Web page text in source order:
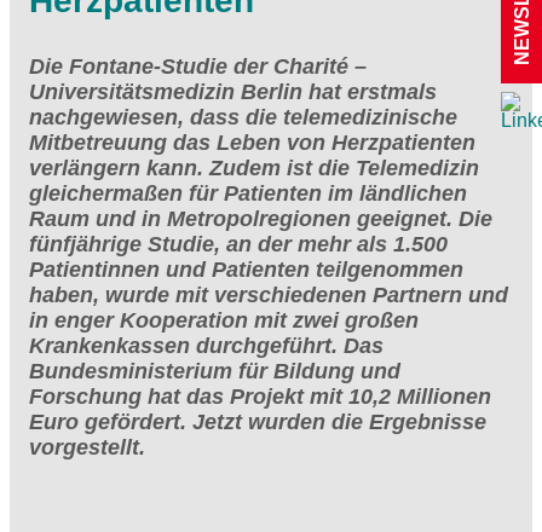
Die Fontane-Studie der Charité –
Universitätsmedizin Berlin hat erstmals
nachgewiesen, dass die telemedizinische
Mitbetreuung das Leben von Herzpatienten
verlängern kann. Zudem ist die Telemedizin
gleichermaßen für Patienten im ländlichen
Raum und in Metropolregionen geeignet. Die
fünfjährige Studie, an der mehr als 1.500
Patientinnen und Patienten teilgenommen
haben, wurde mit verschiedenen Partnern und
in enger Kooperation mit zwei großen
Krankenkassen durchgeführt. Das
Bundesministerium für Bildung und
Forschung hat das Projekt mit 10,2 Millionen
Euro gefördert. Jetzt wurden die Ergebnisse
vorgestellt.